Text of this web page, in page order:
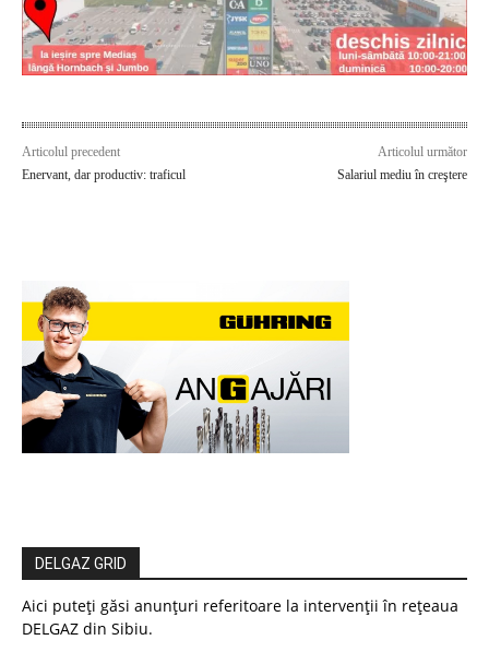
Articolul precedent
Enervant, dar productiv: traficul
Articolul următor
Salariul mediu în creştere
DELGAZ GRID
Aici puteți găsi anunțuri referitoare la intervenții în rețeaua
DELGAZ din Sibiu.